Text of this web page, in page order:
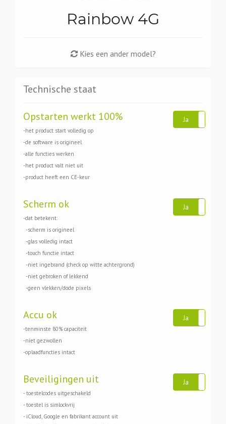
Rainbow 4G
Kies een ander model?
Technische staat
Opstarten werkt 100%
-het product start volledig op
-de software is origineel
-alle functies werken
-het product valt niet uit
-product heeft een CE-keur
Ja
Scherm ok
-dat betekent:
-scherm is origineel
-glas volledig intact
-touch functie intact
-niet ingebrand (check op witte achtergrond)
-niet gebroken of lekkend
-geen vlekken/dode pixels
Ja
Accu ok
-tenminste 80% capaciteit
-niet gezwollen
-oplaadfuncties intact
Ja
Beveiligingen uit
- toestelcodes uitgeschakeld
- toestel is simlockvrij
- iCloud, Google en fabrikant account uit
Ja